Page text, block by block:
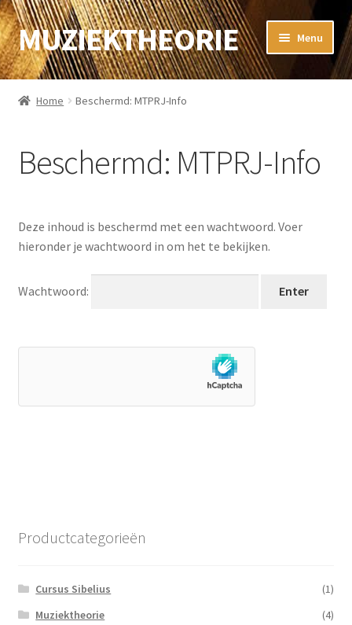
Ga
door
naar
Ga
naar
de
MUZIEKTHEORIE Menu
Home
Sibelius
Gitaar
WebShop
Home Beschermd: MTPRJ-Info
Beschermd: MTPRJ-Info
Deze inhoud is beschermd met een wachtwoord. Voer
hieronder je wachtwoord in om het te bekijken.
Wachtwoord:
Productcategorieën
Cursus Sibelius
(1)
Muziektheorie
(4)